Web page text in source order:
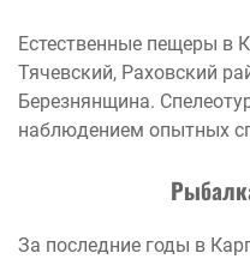
Естественные пещеры в
Тячевский, Раховский
Березнянщина.
наблюдением опытных
За последние годы в